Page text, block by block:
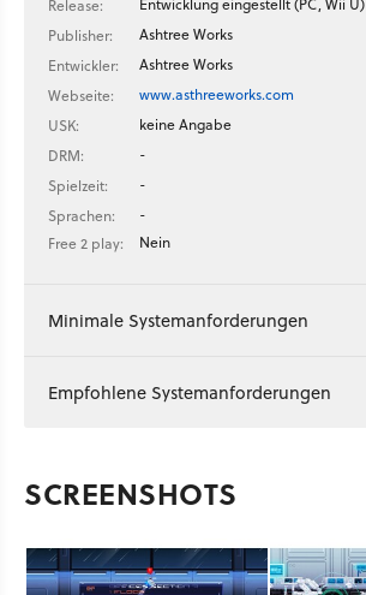
Release:
Entwicklung eingestellt (PC, Wii U)
Publisher:
Ashtree Works
Entwickler:
Ashtree Works
Webseite:
www.asthreeworks.com
USK:
keine Angabe
DRM:
-
Spielzeit:
-
Sprachen:
-
Free 2 play:
Nein
Minimale Systemanforderungen
Empfohlene Systemanforderungen
SCREENSHOTS